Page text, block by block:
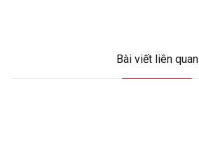
Bài viết liên quan